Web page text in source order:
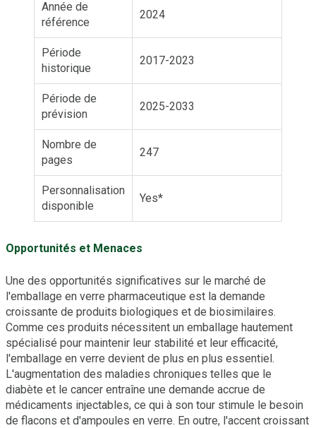
Année de
référence
2024
Période
historique
2017-2023
Période de
prévision
2025-2033
Nombre de
pages
247
Personnalisation
disponible
Yes*
Opportunités et Menaces
Une des opportunités significatives sur le marché de
l'emballage en verre pharmaceutique est la demande
croissante de produits biologiques et de biosimilaires.
Comme ces produits nécessitent un emballage hautement
spécialisé pour maintenir leur stabilité et leur efficacité,
l'emballage en verre devient de plus en plus essentiel.
L'augmentation des maladies chroniques telles que le
diabète et le cancer entraîne une demande accrue de
médicaments injectables, ce qui à son tour stimule le besoin
de flacons et d'ampoules en verre. En outre, l'accent croissant